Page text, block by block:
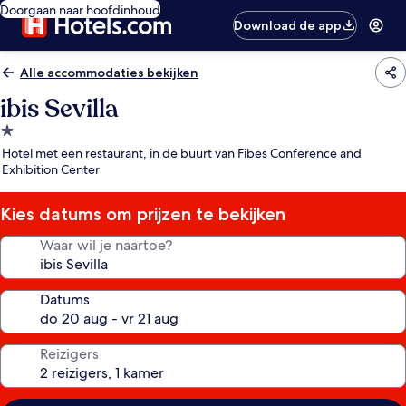
Doorgaan naar hoofdinhoud
Download de app
Alle accommodaties bekijken
ibis Sevilla
1.0-
sterrenaccommodatie
Hotel met een restaurant, in de buurt van Fibes Conference and
Exhibition Center
Kies datums om prijzen te bekijken
Waar wil je naartoe?
Datums
Reizigers